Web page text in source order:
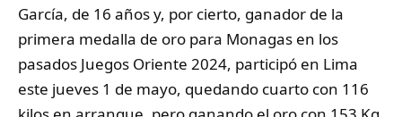
García, de 16 años y, por cierto, ganador de la
primera medalla de oro para Monagas en los
pasados Juegos Oriente 2024, participó en Lima
este jueves 1 de mayo, quedando cuarto con 116